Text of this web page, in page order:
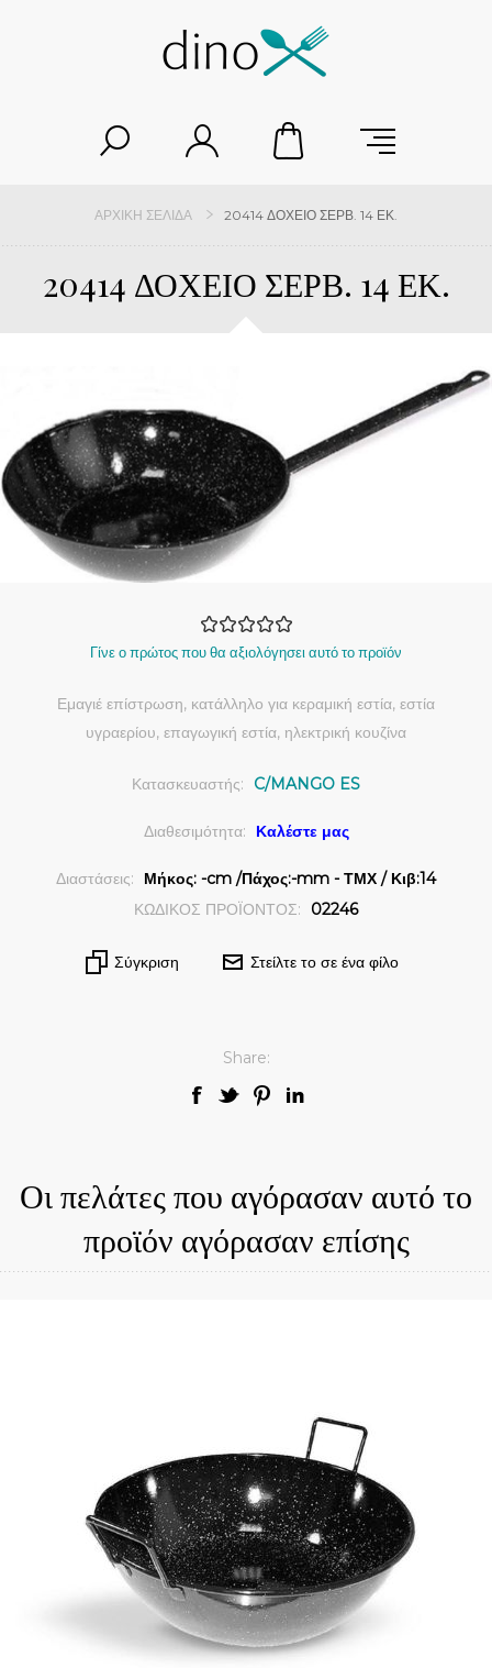
ΑΡΧΙΚΉ ΣΕΛΊΔΑ 20414 ΔΟΧΕΙΟ ΣΕΡΒ. 14 ΕΚ.
20414 ΔΟΧΕΙΟ ΣΕΡΒ. 14 ΕΚ.
Γίνε ο πρώτος που θα αξιολόγησει αυτό το προϊόν
Εμαγιέ επίστρωση, κατάλληλο για κεραμική εστία, εστία
υγραερίου, επαγωγική εστία, ηλεκτρική κουζίνα
Κατασκευαστής: C/MANGO ES
Διαθεσιμότητα: Καλέστε μας
Διαστάσεις:
Μήκος: -cm /Πάχος:-mm - ΤΜΧ / Κιβ:14
ΚΩΔΙΚΟΣ ΠΡΟΪΟΝΤΟΣ:
02246
Σύγκριση Στείλτε το σε ένα φίλο
Share:
Οι πελάτες που αγόρασαν αυτό το
προϊόν αγόρασαν επίσης